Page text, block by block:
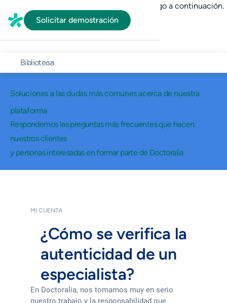
Solicitar demostración
En HubSpot tenemos otro código que te pego a continuación.
Biblioteca
Soluciones a las dudas más comunes acerca de nuestra
plataforma
Respondemos las preguntas más frecuentes que hacen
nuestros clientes
y personas interesadas en formar parte de Doctoralia
MI CUENTA
¿Cómo se verifica la
autenticidad de un
especialista?
En Doctoralia, nos tomamos muy en serio
nuestro trabajo y la responsabilidad que